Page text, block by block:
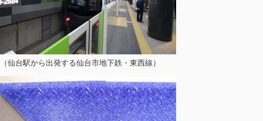
（仙台駅から出発する仙台市地下鉄・東西線）